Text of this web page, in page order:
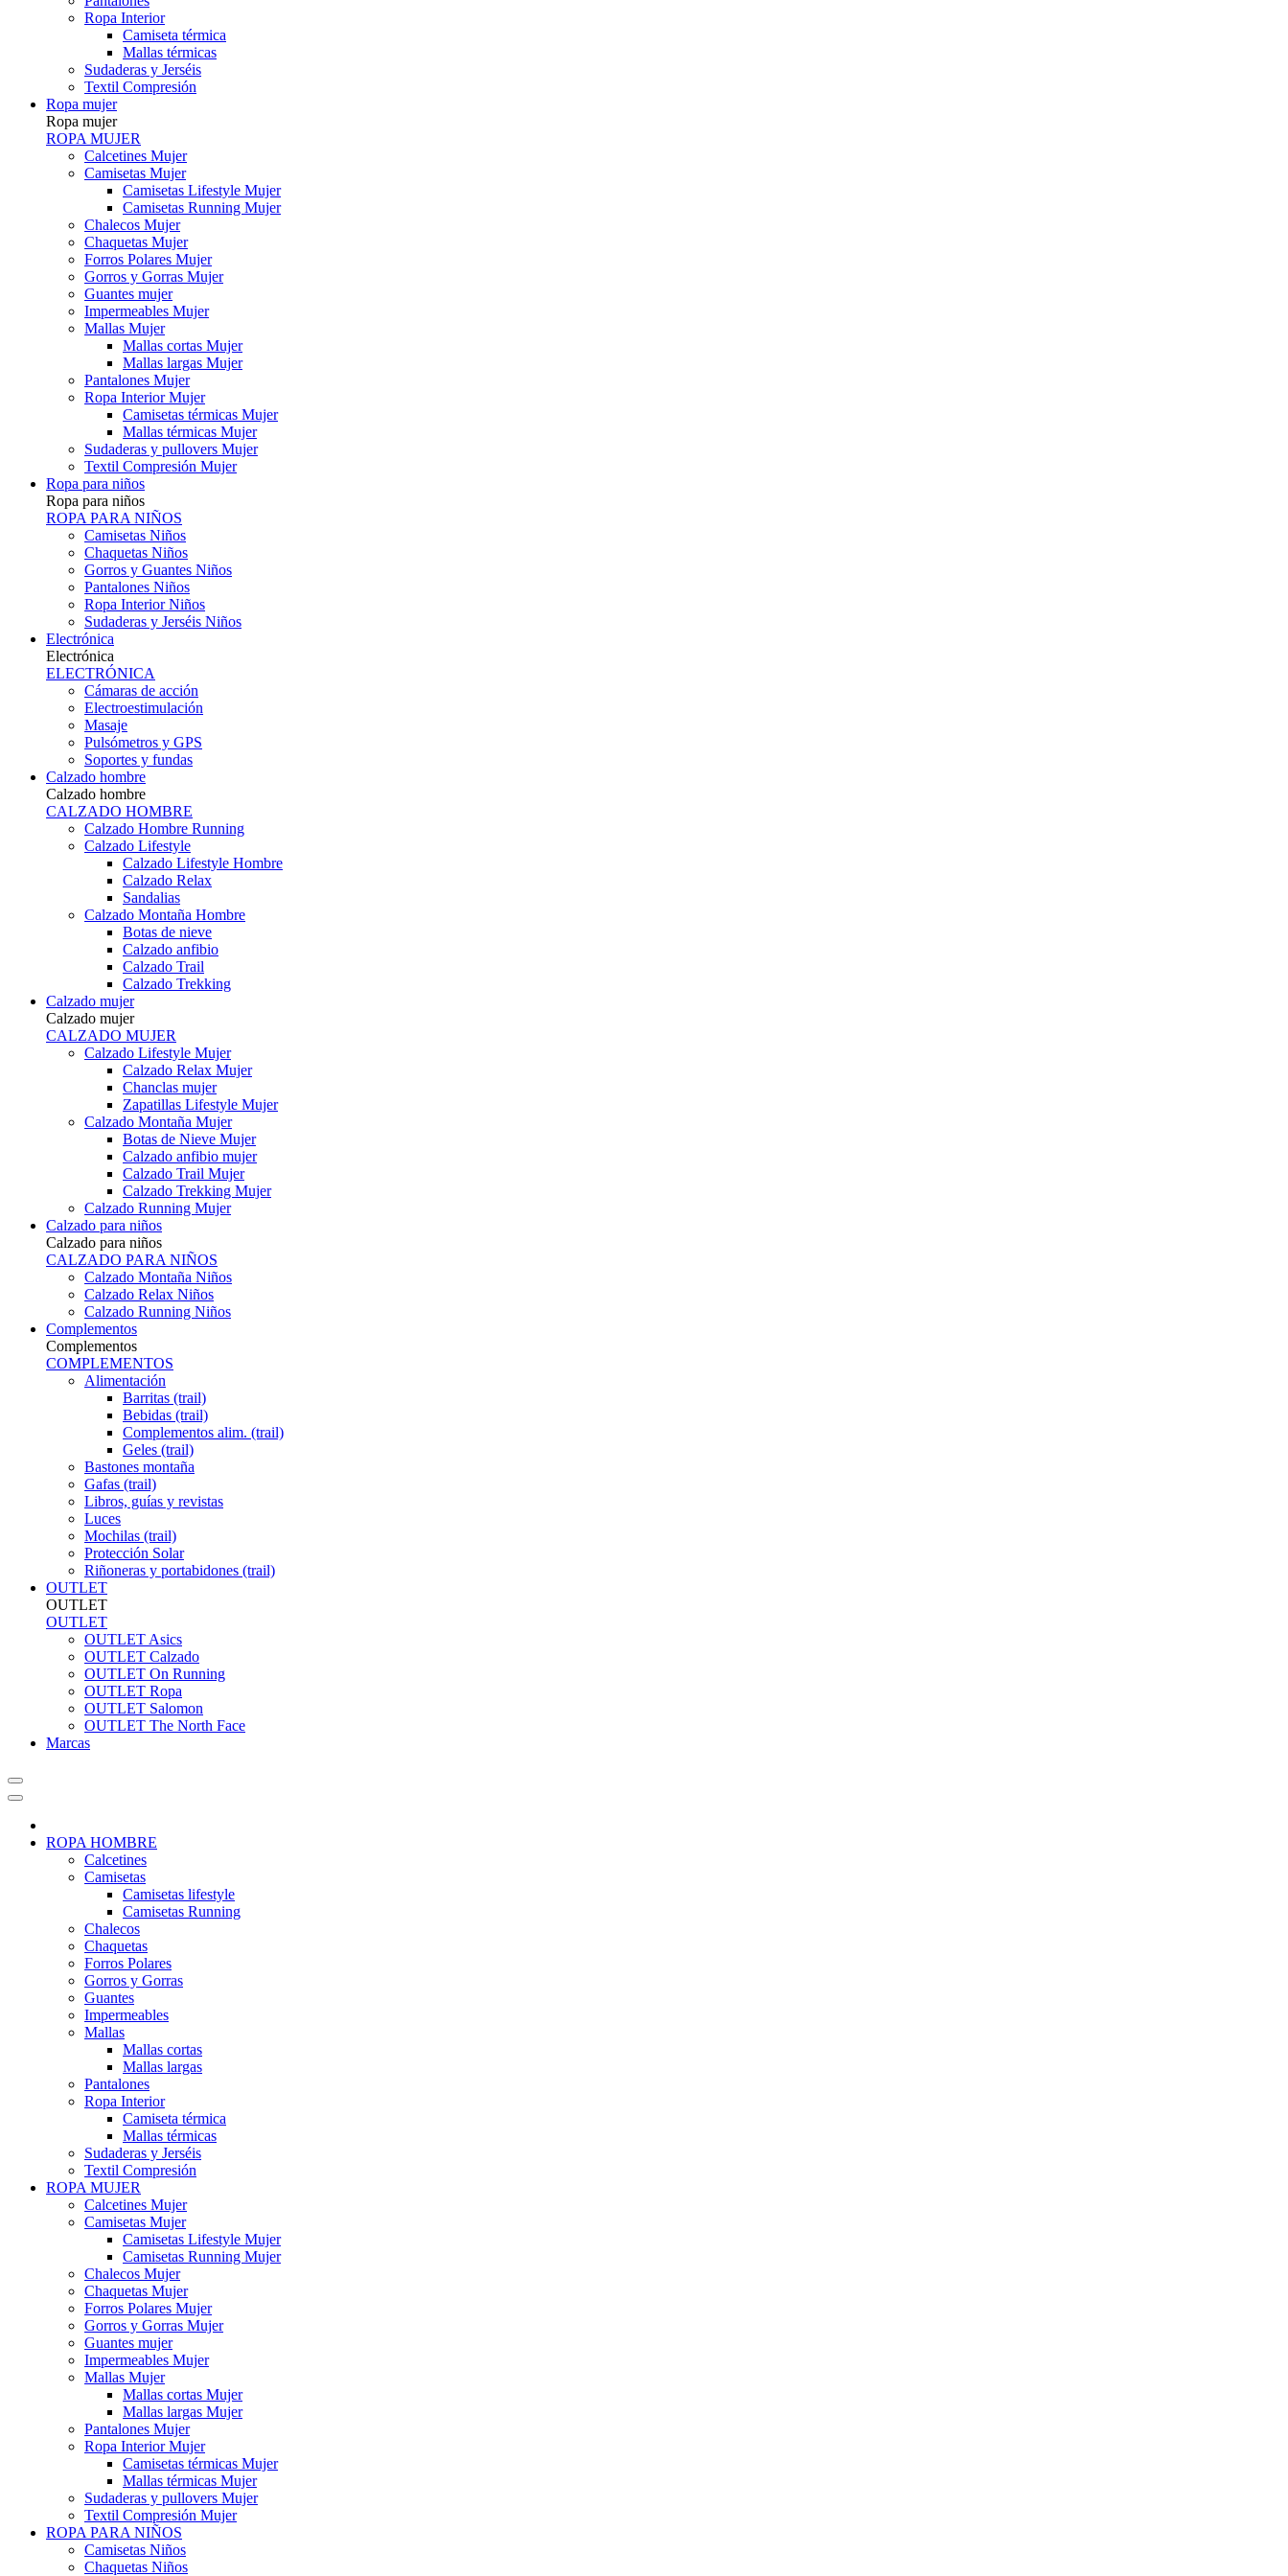
Ropa Interior
Camiseta térmica
Mallas térmicas
Sudaderas y Jerséis
Textil Compresión
Ropa mujer
Ropa mujer
ROPA MUJER
Calcetines Mujer
Camisetas Mujer
Camisetas Lifestyle Mujer
Camisetas Running Mujer
Chalecos Mujer
Chaquetas Mujer
Forros Polares Mujer
Gorros y Gorras Mujer
Guantes mujer
Impermeables Mujer
Mallas Mujer
Mallas cortas Mujer
Mallas largas Mujer
Pantalones Mujer
Ropa Interior Mujer
Camisetas térmicas Mujer
Mallas térmicas Mujer
Sudaderas y pullovers Mujer
Textil Compresión Mujer
Ropa para niños
Ropa para niños
ROPA PARA NIÑOS
Camisetas Niños
Chaquetas Niños
Gorros y Guantes Niños
Pantalones Niños
Ropa Interior Niños
Sudaderas y Jerséis Niños
Electrónica
Electrónica
ELECTRÓNICA
Cámaras de acción
Electroestimulación
Masaje
Pulsómetros y GPS
Soportes y fundas
Calzado hombre
Calzado hombre
CALZADO HOMBRE
Calzado Hombre Running
Calzado Lifestyle
Calzado Lifestyle Hombre
Calzado Relax
Sandalias
Calzado Montaña Hombre
Botas de nieve
Calzado anfibio
Calzado Trail
Calzado Trekking
Calzado mujer
Calzado mujer
CALZADO MUJER
Calzado Lifestyle Mujer
Calzado Relax Mujer
Chanclas mujer
Zapatillas Lifestyle Mujer
Calzado Montaña Mujer
Botas de Nieve Mujer
Calzado anfibio mujer
Calzado Trail Mujer
Calzado Trekking Mujer
Calzado Running Mujer
Calzado para niños
Calzado para niños
CALZADO PARA NIÑOS
Calzado Montaña Niños
Calzado Relax Niños
Calzado Running Niños
Complementos
Complementos
COMPLEMENTOS
Alimentación
Barritas (trail)
Bebidas (trail)
Complementos alim. (trail)
Geles (trail)
Bastones montaña
Gafas (trail)
Libros, guías y revistas
Luces
Mochilas (trail)
Protección Solar
Riñoneras y portabidones (trail)
OUTLET
OUTLET
OUTLET
OUTLET Asics
OUTLET Calzado
OUTLET On Running
OUTLET Ropa
OUTLET Salomon
OUTLET The North Face
Marcas
ROPA HOMBRE
Calcetines
Camisetas
Camisetas lifestyle
Camisetas Running
Chalecos
Chaquetas
Forros Polares
Gorros y Gorras
Guantes
Impermeables
Mallas
Mallas cortas
Mallas largas
Pantalones
Ropa Interior
Camiseta térmica
Mallas térmicas
Sudaderas y Jerséis
Textil Compresión
ROPA MUJER
Calcetines Mujer
Camisetas Mujer
Camisetas Lifestyle Mujer
Camisetas Running Mujer
Chalecos Mujer
Chaquetas Mujer
Forros Polares Mujer
Gorros y Gorras Mujer
Guantes mujer
Impermeables Mujer
Mallas Mujer
Mallas cortas Mujer
Mallas largas Mujer
Pantalones Mujer
Ropa Interior Mujer
Camisetas térmicas Mujer
Mallas térmicas Mujer
Sudaderas y pullovers Mujer
Textil Compresión Mujer
ROPA PARA NIÑOS
Camisetas Niños
Chaquetas Niños